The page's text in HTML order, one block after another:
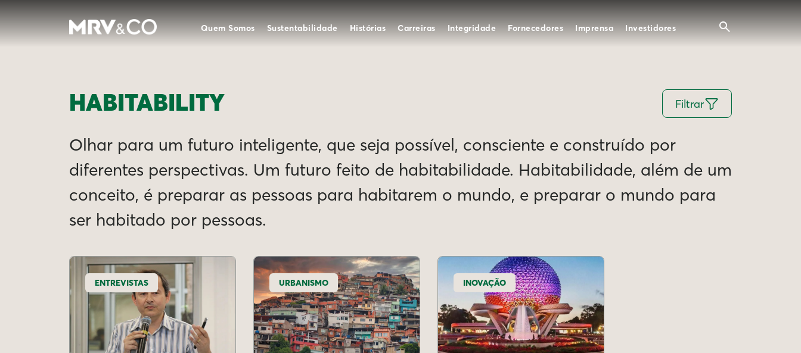
Quem Somos Sustentabilidade Histórias Carreiras Integridade Fornecedores Imprensa Investidores
HABITABILITY Filtrar
Olhar para um futuro inteligente, que seja possível, consciente e construído por
diferentes perspectivas. Um futuro feito de habitabilidade. Habitabilidade, além de um
conceito, é preparar as pessoas para habitarem o mundo, e preparar o mundo para
ser habitado por pessoas.
ENTREVISTAS URBANISMO INOVAÇÃO